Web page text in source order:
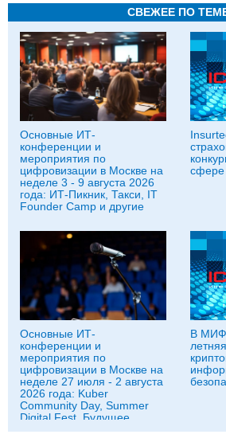
СВЕЖЕЕ ПО
Основные ИТ-
конференции и
мероприятия по
цифровизации в Москве на
неделе 3 - 9 августа 2026
года: ИТ-Пикник, Такси, IT
Founder Camp и другие
Основные ИТ-
конференции и
мероприятия по
цифровизации в Москве на
неделе 27 июля - 2 августа
2026 года: Kuber
Community Day, Summer
Digital Fest, Будущее
исследований в
В